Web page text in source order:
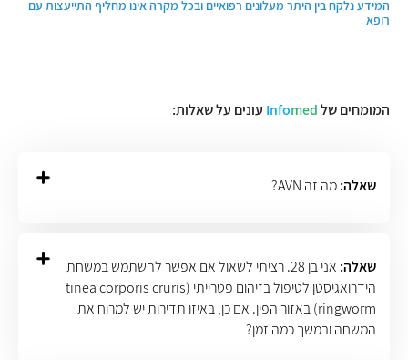
המידע נלקח בין היתר מעלונים רפואיים ובכל מקרה אינו מחליף התייעצות עם
רופא
המומחים של Infomed עונים על שאלות:
שאלה:מה זה AVN?
שאלה:
אני בן 28. רציתי לשאול אם אפשר להשתמש במשחת
הידרואגיסטן לטיפול בזיהום פטרייתי (tinea corporis cruris
ringworm) באזור הפין. אם כן, באיזו תדירות יש למרוח את
המשחה ובמשך כמה זמן?